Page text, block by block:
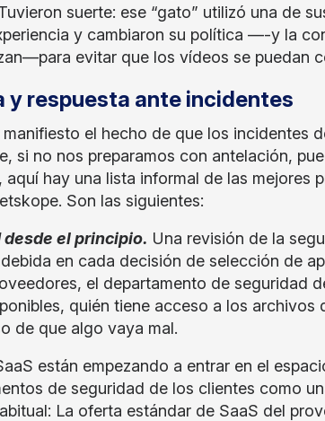
suerte: ese “gato” utilizó una de
y cambiaron su política —-y la
evitar que los vídeos se puedan
y respuesta ante incidentes
el hecho de que los incidentes
si no nos preparamos con antelación,
aquí hay una lista informal de las mejores
Son las siguientes:
desde el principio. Una revisión de la
en cada decisión de selección de
el departamento de seguridad
quién tiene acceso a los
de que algo vaya mal.
están empezando a entrar en el
de seguridad de los clientes como
La oferta estándar de SaaS del